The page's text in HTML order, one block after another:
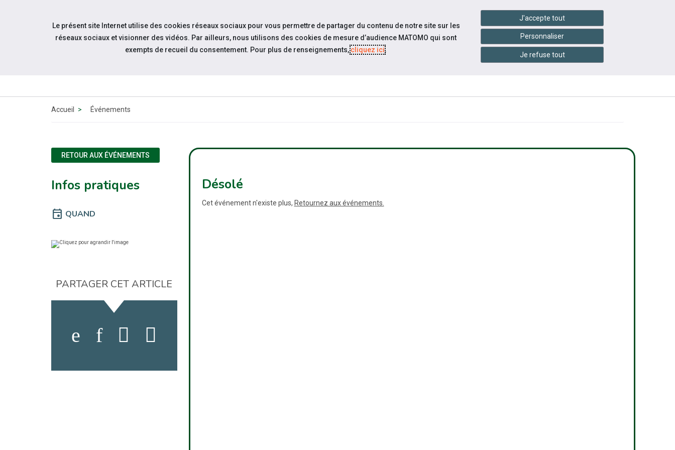
Aller au contenu
Accessibilité handshake Services en ligne
QUI
ESPACE
ACTUALITÉS
INFORMATION
PRATIQUES
ÉVÉNEMENTS
Accueil Événements
Désolé
Cet événement n'existe plus, Retournez aux événements.
RETOUR AUX ÉVÉNEMENTS
Infos pratiques
event QUAND
PARTAGER CET ARTICLE
Le présent site Internet utilise des cookies réseaux sociaux pour vous permettre de partager du contenu de notre site sur les
réseaux sociaux et visionner des vidéos. Par ailleurs, nous utilisons des cookies de mesure d’audience MATOMO qui sont
exempts de recueil du consentement. Pour plus de renseignements,cliquez ici.
J'accepte tout
Personnaliser
Je refuse tout